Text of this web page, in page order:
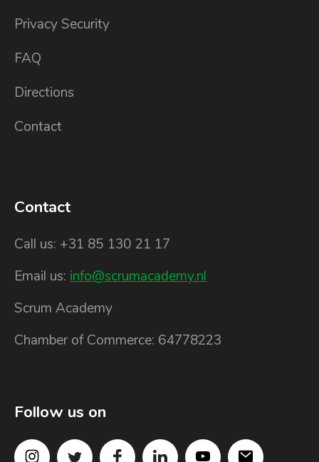
Privacy Security
FAQ
Directions
Contact
Contact
Call us: +31 85 130 21 17
Email us: info@scrumacademy.nl
Scrum Academy
Chamber of Commerce: 64778223
Follow us on